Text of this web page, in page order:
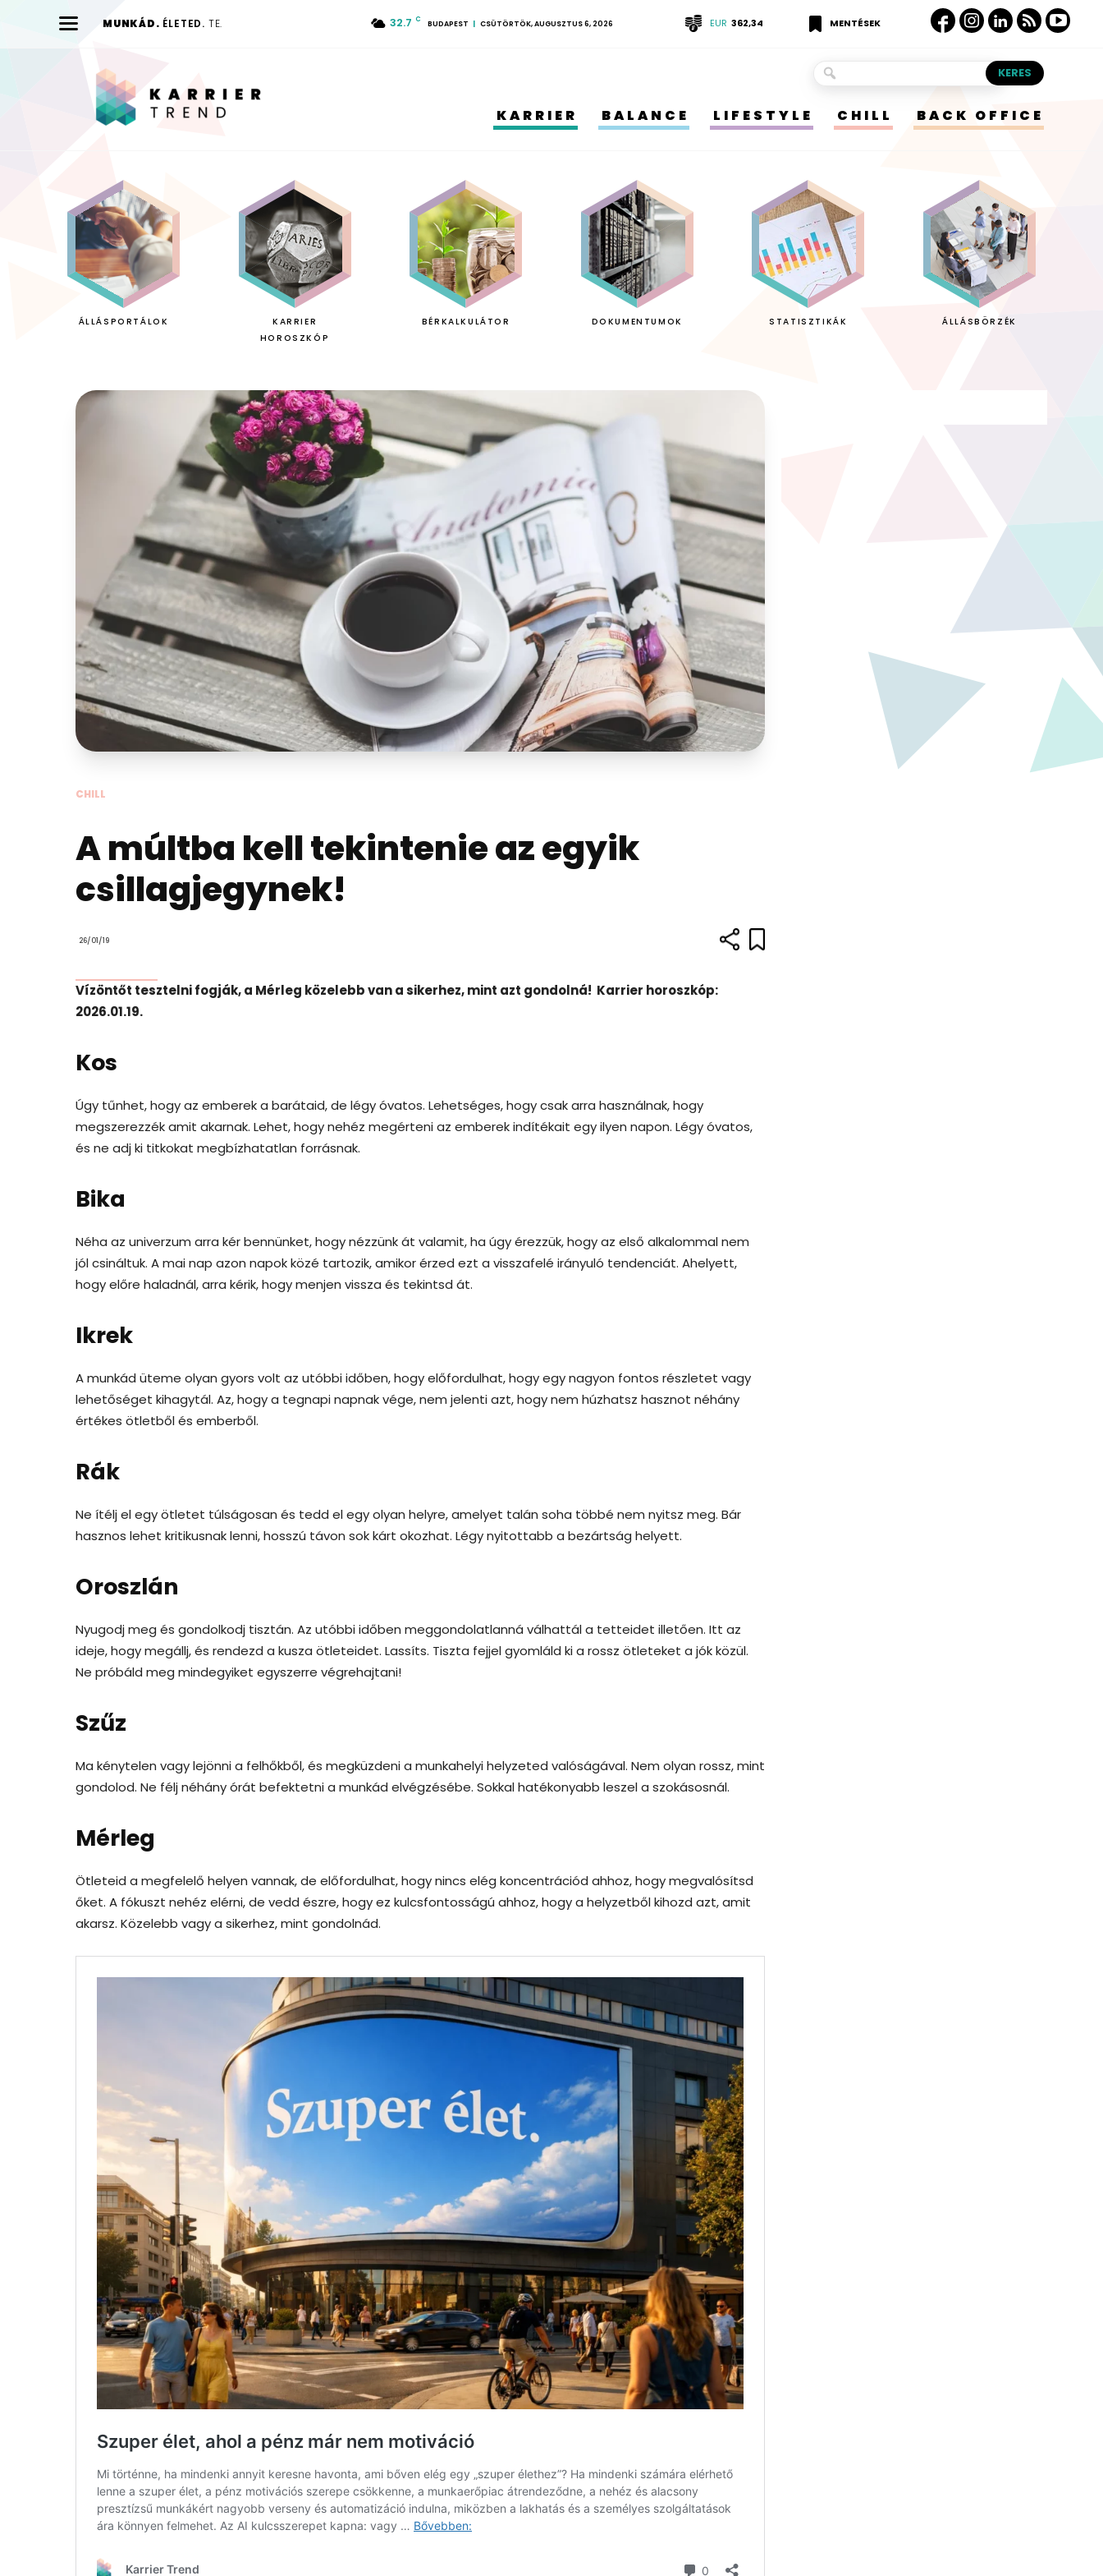
MUNKÁD. ÉLETED. TE. 32.7 C BUDAPEST CSÜTÖRTÖK, AUGUSZTUS 6, 2026 EUR 362,34 MENTÉSEK
KARRIER BALANCE LIFESTYLE CHILL BACK OFFICE
ÁLLÁSPORTÁLOK
KARRIER
HOROSZKÓP
BÉRKALKULÁTOR DOKUMENTUMOK STATISZTIKÁK ÁLLÁSBÖRZÉK
CHILL
A múltba kell tekintenie az egyik
csillagjegynek!
26/01/19
Vízöntőt tesztelni fogják, a Mérleg közelebb van a sikerhez, mint azt gondolná! Karrier horoszkóp:
2026.01.19.
Kos
Úgy tűnhet, hogy az emberek a barátaid, de légy óvatos. Lehetséges, hogy csak arra használnak, hogy
megszerezzék amit akarnak. Lehet, hogy nehéz megérteni az emberek indítékait egy ilyen napon. Légy óvatos,
és ne adj ki titkokat megbízhatatlan forrásnak.
Bika
Néha az univerzum arra kér bennünket, hogy nézzünk át valamit, ha úgy érezzük, hogy az első alkalommal nem
jól csináltuk. A mai nap azon napok közé tartozik, amikor érzed ezt a visszafelé irányuló tendenciát. Ahelyett,
hogy előre haladnál, arra kérik, hogy menjen vissza és tekintsd át.
Ikrek
A munkád üteme olyan gyors volt az utóbbi időben, hogy előfordulhat, hogy egy nagyon fontos részletet vagy
lehetőséget kihagytál. Az, hogy a tegnapi napnak vége, nem jelenti azt, hogy nem húzhatsz hasznot néhány
értékes ötletből és emberből.
Rák
Ne ítélj el egy ötletet túlságosan és tedd el egy olyan helyre, amelyet talán soha többé nem nyitsz meg. Bár
hasznos lehet kritikusnak lenni, hosszú távon sok kárt okozhat. Légy nyitottabb a bezártság helyett.
Oroszlán
Nyugodj meg és gondolkodj tisztán. Az utóbbi időben meggondolatlanná válhattál a tetteidet illetően. Itt az
ideje, hogy megállj, és rendezd a kusza ötleteidet. Lassíts. Tiszta fejjel gyomláld ki a rossz ötleteket a jók közül.
Ne próbáld meg mindegyiket egyszerre végrehajtani!
Szűz
Ma kénytelen vagy lejönni a felhőkből, és megküzdeni a munkahelyi helyzeted valóságával. Nem olyan rossz, mint
gondolod. Ne félj néhány órát befektetni a munkád elvégzésébe. Sokkal hatékonyabb leszel a szokásosnál.
Mérleg
Ötleteid a megfelelő helyen vannak, de előfordulhat, hogy nincs elég koncentrációd ahhoz, hogy megvalósítsd
őket. A fókuszt nehéz elérni, de vedd észre, hogy ez kulcsfontosságú ahhoz, hogy a helyzetből kihozd azt, amit
akarsz. Közelebb vagy a sikerhez, mint gondolnád.